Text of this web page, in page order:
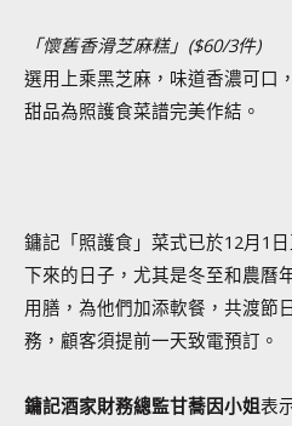
「懷舊香滑芝麻糕」 ($60/3件)
選用上乘黑芝麻，味道香濃可口
甜品為照護食菜譜完美作結。
鏞記「照護食」菜式已於12月1
下來的日子，尤其是冬至和農曆
用膳，為他們加添軟餐，共渡節
務，顧客須提前一天致電預訂。
鏞記酒家財務總監甘蕎因小姐表